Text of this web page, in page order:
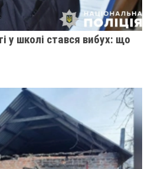
у школі стався вибух: що